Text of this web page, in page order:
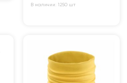
В наличии: 1250 шт